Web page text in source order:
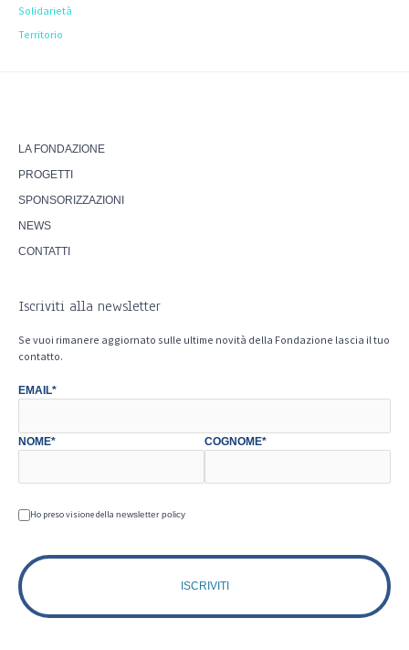
Solidarietà
Territorio
LA FONDAZIONE
PROGETTI
SPONSORIZZAZIONI
NEWS
CONTATTI
Iscriviti alla newsletter
Se vuoi rimanere aggiornato sulle ultime novità della Fondazione lascia il tuo
contatto.
EMAIL*
NOME* COGNOME*
Ho preso visione della newsletter policy